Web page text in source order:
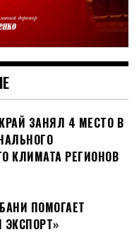
ЗАНЯЛ 4 МЕСТО В
КЛИМАТА РЕГИОНОВ
ПОМОГАЕТ